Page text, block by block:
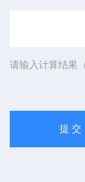
请输入计算结果